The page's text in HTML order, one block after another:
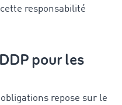
responsabilité
pour les
repose sur le